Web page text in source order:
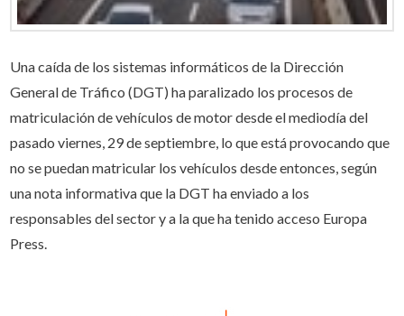
Una caída de los sistemas informáticos de la Dirección
General de Tráfico (DGT) ha paralizado los procesos de
matriculación de vehículos de motor desde el mediodía del
pasado viernes, 29 de septiembre, lo que está provocando que
no se puedan matricular los vehículos desde entonces, según
una nota informativa que la DGT ha enviado a los
responsables del sector y a la que ha tenido acceso Europa
Press.